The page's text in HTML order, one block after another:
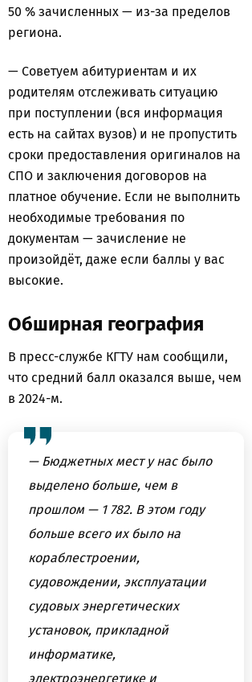
50 % зачисленных — из-за пределов
региона.
— Советуем абитуриентам и их
родителям отслеживать ситуацию
при поступлении (вся информация
есть на сайтах вузов) и не пропустить
сроки предоставления оригиналов на
СПО и заключения договоров на
платное обучение. Если не выполнить
необходимые требования по
документам — зачисление не
произойдёт, даже если баллы у вас
высокие.
Обширная география
В пресс-службе КГТУ нам сообщили,
что средний балл оказался выше, чем
в 2024-м.
— Бюджетных мест у нас было
выделено больше, чем в
прошлом — 1 782. В этом году
больше всего их было на
кораблестроении,
судовождении, эксплуатации
судовых энергетических
установок, прикладной
информатике,
электроэнергетике и